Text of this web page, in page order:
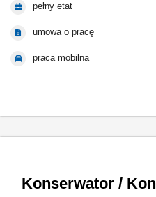
pełny etat
umowa o pracę
praca mobilna
Konserwator /